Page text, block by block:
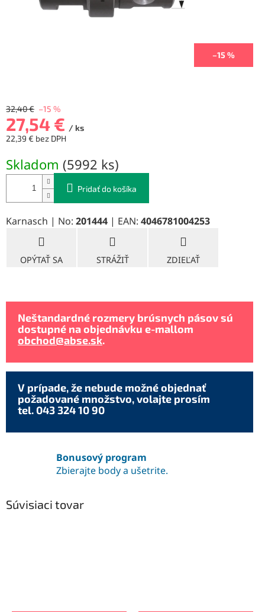
–15 %
32,40 € –15 %
27,54 € / ks
22,39 € bez DPH
cena:
Skladom (5992 ks)
Pridať do košíka
Karnasch | No: 201444 | EAN: 4046781004253
OPÝTAŤ SA STRÁŽIŤ ZDIEĽAŤ
Neštandardné rozmery brúsnych pásov sú
dostupné na objednávku e-mallom
obchod@abse.sk.
V prípade, že nebude možné objednať
požadované množstvo, volajte prosím
tel. 043 324 10 90
Bonusový program
Zbierajte body a ušetrite.
Súvisiaci tovar